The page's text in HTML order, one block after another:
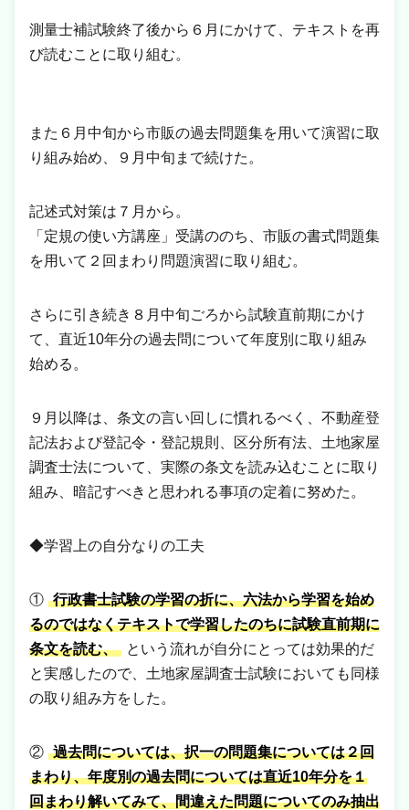
測量士補試験終了後から６月にかけて、テキストを再
び読むことに取り組む。
また６月中旬から市販の過去問題集を用いて演習に取
り組み始め、９月中旬まで続けた。
記述式対策は７月から。
「定規の使い方講座」受講ののち、市販の書式問題集
を用いて２回まわり問題演習に取り組む。
さらに引き続き８月中旬ごろから試験直前期にかけ
て、直近10年分の過去問について年度別に取り組み
始める。
９月以降は、条文の言い回しに慣れるべく、不動産登
記法および登記令・登記規則、区分所有法、土地家屋
調査士法について、実際の条文を読み込むことに取り
組み、暗記すべきと思われる事項の定着に努めた。
◆学習上の自分なりの工夫
① 行政書士試験の学習の折に、六法から学習を始め
るのではなくテキストで学習したのちに試験直前期に
条文を読む、
という流れが自分にとっては効果的だ
と実感したので、土地家屋調査士試験においても同様
の取り組み方をした。
② 過去問については、択一の問題集については２回
まわり、年度別の過去問については直近10年分を１
回まわり解いてみて、間違えた問題についてのみ抽出